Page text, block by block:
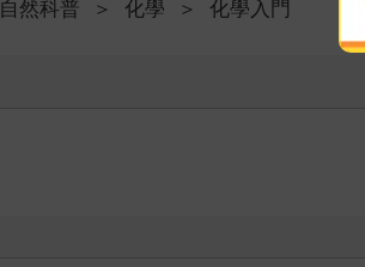
自然科普 ＞ 化學 ＞ 化學入門